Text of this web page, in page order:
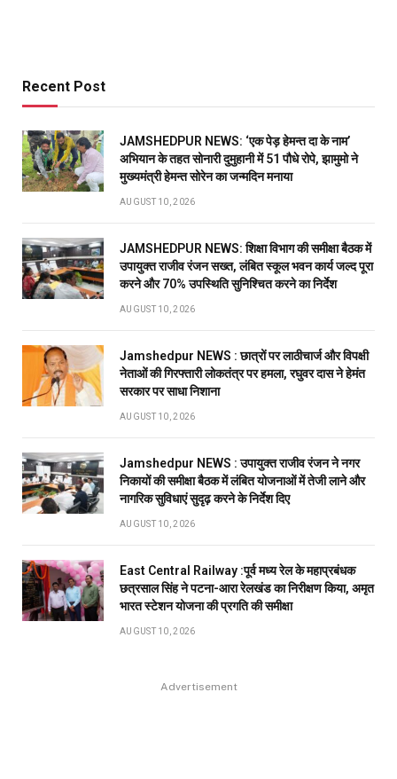
Recent Post
JAMSHEDPUR NEWS: ‘एक पेड़ हेमन्त दा के नाम’
अभियान के तहत सोनारी दुमुहानी में 51 पौधे रोपे, झामुमो ने
मुख्यमंत्री हेमन्त सोरेन का जन्मदिन मनाया
AUGUST 10, 2026
JAMSHEDPUR NEWS: शिक्षा विभाग की समीक्षा बैठक में
उपायुक्त राजीव रंजन सख्त, लंबित स्कूल भवन कार्य जल्द पूरा
करने और 70% उपस्थिति सुनिश्चित करने का निर्देश
AUGUST 10, 2026
Jamshedpur NEWS : छात्रों पर लाठीचार्ज और विपक्षी
नेताओं की गिरफ्तारी लोकतंत्र पर हमला, रघुवर दास ने हेमंत
सरकार पर साधा निशाना
AUGUST 10, 2026
Jamshedpur NEWS : उपायुक्त राजीव रंजन ने नगर
निकायों की समीक्षा बैठक में लंबित योजनाओं में तेजी लाने और
नागरिक सुविधाएं सुदृढ़ करने के निर्देश दिए
AUGUST 10, 2026
East Central Railway :पूर्व मध्य रेल के महाप्रबंधक
छत्रसाल सिंह ने पटना-आरा रेलखंड का निरीक्षण किया, अमृत
भारत स्टेशन योजना की प्रगति की समीक्षा
AUGUST 10, 2026
Advertisement